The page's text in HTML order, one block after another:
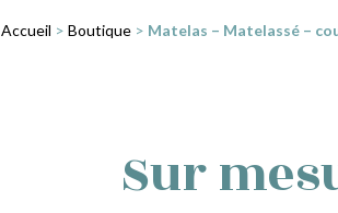
Accueil > Boutique> Matelas – Matelassé –
Sur